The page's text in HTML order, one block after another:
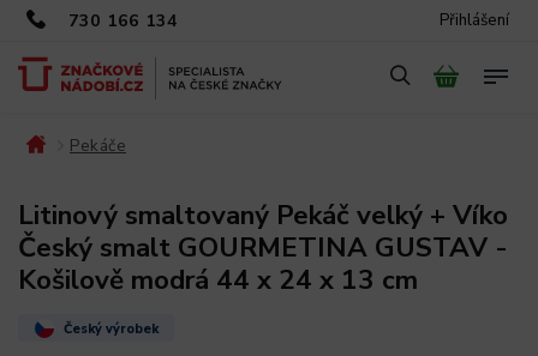
730 166 134 Přihlášení
Pekáče
Litinový smaltovaný Pekáč velký + Víko
Český smalt GOURMETINA GUSTAV -
Košilově modrá 44 x 24 x 13 cm
Český výrobek